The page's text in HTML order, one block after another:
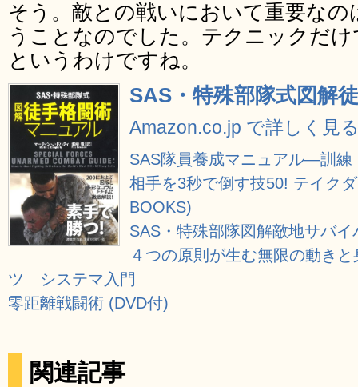
そう。敵との戦いにおいて重要な
うことなのでした。テクニックだ
というわけですね。
SAS・特殊部隊式図解
Amazon.co.jp で詳しく見
SAS隊員養成マニュアル―訓練
相手を3秒で倒す技50! テイク
BOOKS)
SAS・特殊部隊図解敵地サバ
４つの原則が生む無限の動き
ツ システマ入門
零距離戦闘術 (DVD付)
関連記事